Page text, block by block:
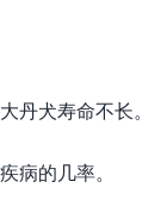
丹犬寿命不长。
病的几率。